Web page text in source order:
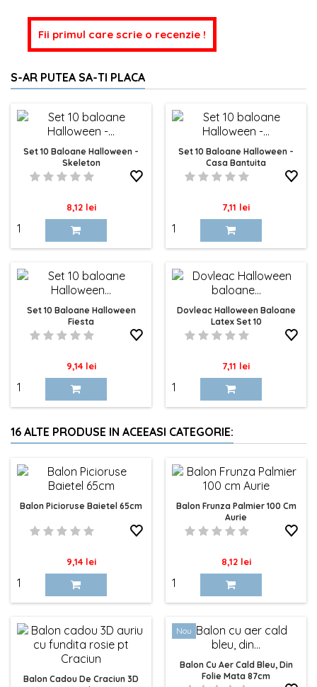
Fii primul care scrie o recenzie !
S-AR PUTEA SA-TI PLACA
Set 10 Baloane Halloween -
Skeleton
Pret
8,12 lei
Set 10 Baloane Halloween -
Casa Bantuita
Pret
7,11 lei
Set 10 Baloane Halloween
Fiesta
Pret
9,14 lei
Dovleac Halloween Baloane
Latex Set 10
Pret
7,11 lei
16 ALTE PRODUSE IN ACEEASI CATEGORIE:
Balon Picioruse Baietel 65cm
Pret
9,14 lei
Balon Frunza Palmier 100 Cm
Aurie
Pret
8,12 lei
Balon Cadou De Craciun 3D
Nou
Balon Cu Aer Cald Bleu, Din
Folie Mata 87cm